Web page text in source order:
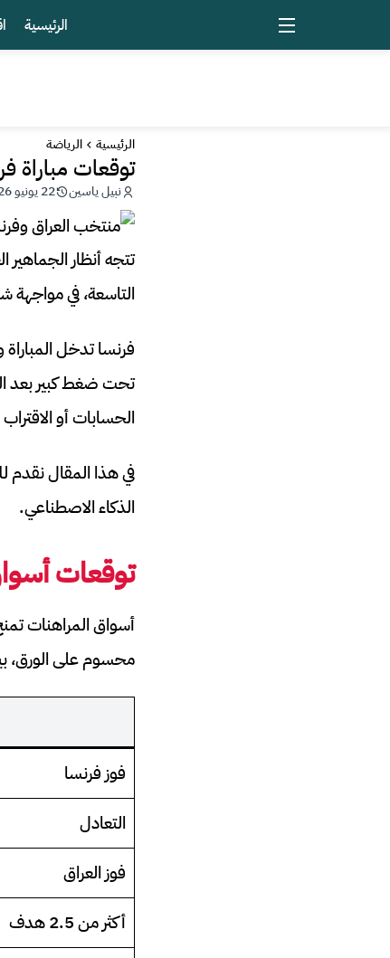
الرئيسية
الرئيسية الرياضة
توقعات مباراة
نبيل ياسين 22 يونيو 2026 - 19:00
التاسعة، في مواجهة
الحسابات أو
الذكاء الاصطناعي.
توقعات
أسواق المراهنات
محسوم على الورق،
فوز فرنسا
التعادل
فوز العراق
أكثر من 2.5 هدف